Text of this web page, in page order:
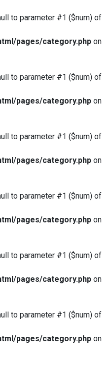
to parameter #1 ($num) of
pages/category.php on
to parameter #1 ($num) of
pages/category.php on
to parameter #1 ($num) of
pages/category.php on
to parameter #1 ($num) of
pages/category.php on
to parameter #1 ($num) of
pages/category.php on
to parameter #1 ($num) of
pages/category.php on